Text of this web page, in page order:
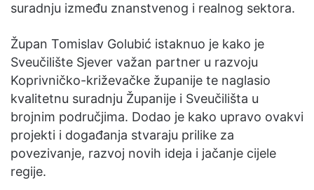
suradnju između znanstvenog i realnog sektora.
Župan Tomislav Golubić istaknuo je kako je
Sveučilište Sjever važan partner u razvoju
Koprivničko-križevačke županije te naglasio
kvalitetnu suradnju Županije i Sveučilišta u
brojnim područjima. Dodao je kako upravo ovakvi
projekti i događanja stvaraju prilike za
povezivanje, razvoj novih ideja i jačanje cijele
regije.